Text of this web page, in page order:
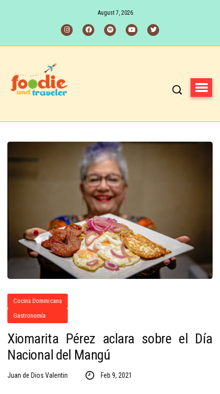
August 7, 2026
Cocina Dominicana
Gastronomía
Xiomarita Pérez aclara sobre el Día
Nacional del Mangú
Juan de Dios Valentin Feb 9, 2021